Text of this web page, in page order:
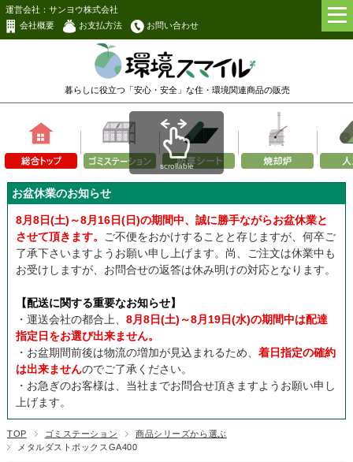
運営会社：サンヨウ株式会社
会社概要
お支払方法 お問い合わせ
暮らしに役立つ「安心・安全」な住・環境関連商品の販売
scrollable
お盆休業のお知らせ
8月8日(土)～8月16日(日)の期間中、誠に勝手ながらお盆休業と
させて頂きます。
ご不便をおかけすることと存じますが、何卒ご
了承下さいますようお願い申し上げます。尚、ご注文は休業中も
お受けしますが、お問合せの返答は休み明けの対応となります。
【配送に関する重要なお知らせ】
・運送会社の都合上、 8月8日(土)～8月19日(水)の期間中は配達
指定日をお選び出来ません。
・お盆期間前後は物流の増加が見込まれるため、 着日指定の確約
は出来ませんのでご了承ください。
・お急ぎのお客様は、当社までお問合せ頂きますようお願い申し
上げます。
TOP ゴミステーション
商品シリーズから選ぶ
メタルダストボックスGA400